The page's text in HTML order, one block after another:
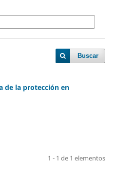
Buscar
de la protección en
1 - 1 de 1 elementos